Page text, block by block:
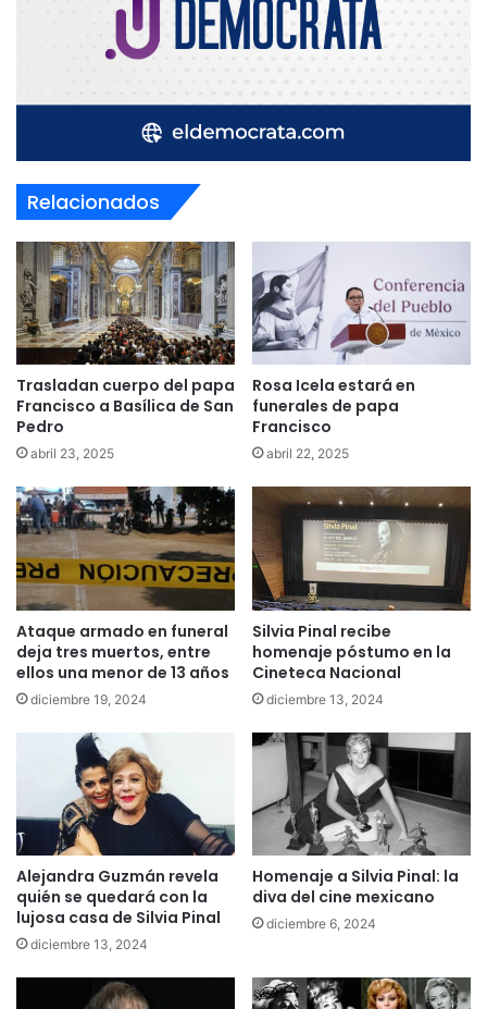
Relacionados
Trasladan cuerpo del papa
Francisco a Basílica de San
Pedro
abril 23, 2025
Rosa Icela estará en
funerales de papa
Francisco
abril 22, 2025
Ataque armado en funeral
deja tres muertos, entre
ellos una menor de 13 años
diciembre 19, 2024
Silvia Pinal recibe
homenaje póstumo en la
Cineteca Nacional
diciembre 13, 2024
Alejandra Guzmán revela
quién se quedará con la
lujosa casa de Silvia Pinal
diciembre 13, 2024
Homenaje a Silvia Pinal: la
diva del cine mexicano
diciembre 6, 2024